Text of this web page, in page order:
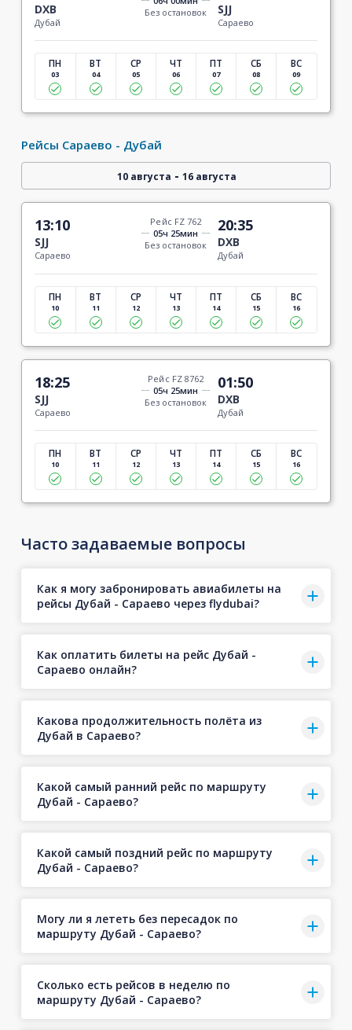
DXB
Дубай
Без остановок
SJJ
Сараево
ПН
03
ВТ
04
СР
05
ЧТ
06
ПТ
07
СБ
08
ВС
09
Рейсы Сараево - Дубай
10 августа - 16 августа
13:10
SJJ
Сараево
Рейс FZ 762
05ч 25мин
Без остановок
20:35
DXB
Дубай
ПН
10
ВТ
11
СР
12
ЧТ
13
ПТ
14
СБ
15
ВС
16
18:25
SJJ
Сараево
Рейс FZ 8762
05ч 25мин
Без остановок
01:50
DXB
Дубай
ПН
10
ВТ
11
СР
12
ЧТ
13
ПТ
14
СБ
15
ВС
16
Часто задаваемые вопросы
Как я могу забронировать авиабилеты на
рейсы Дубай - Сараево через flydubai?
Как оплатить билеты на рейс Дубай -
Сараево онлайн?
Какова продолжительность полёта из
Дубай в Сараево?
Какой самый ранний рейс по маршруту
Дубай - Сараево?
Какой самый поздний рейс по маршруту
Дубай - Сараево?
Могу ли я лететь без пересадок по
маршруту Дубай - Сараево?
Сколько есть рейсов в неделю по
маршруту Дубай - Сараево?